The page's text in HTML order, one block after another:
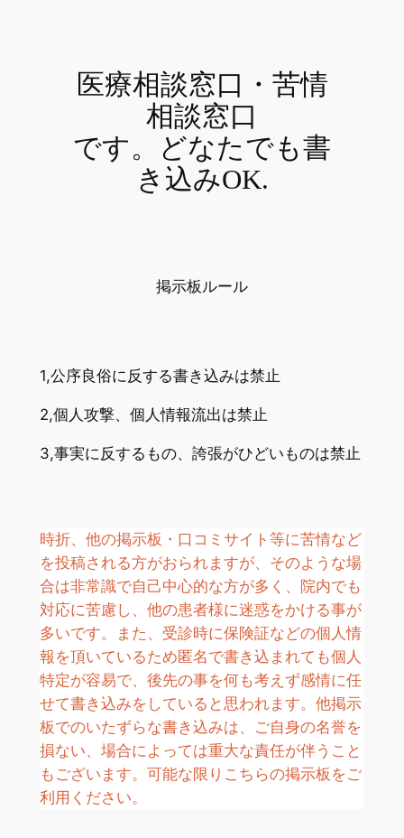
医療相談窓口・苦情
相談窓口
です。どなたでも書
き込みOK.
掲示板ルール
1,公序良俗に反する書き込みは禁止
2,個人攻撃、個人情報流出は禁止
3,事実に反するもの、誇張がひどいものは禁止
時折、他の掲示板・口コミサイト等に苦情など
を投稿される方がおられますが、そのような場
合は非常識で自己中心的な方が多く、院内でも
対応に苦慮し、他の患者様に迷惑をかける事が
多いです。また、受診時に保険証などの個人情
報を頂いているため匿名で書き込まれても個人
特定が容易で、後先の事を何も考えず感情に任
せて書き込みをしていると思われます。他掲示
板でのいたずらな書き込みは、ご自身の名誉を
損ない、場合によっては重大な責任が伴うこと
もございます。可能な限りこちらの掲示板をご
利用ください。